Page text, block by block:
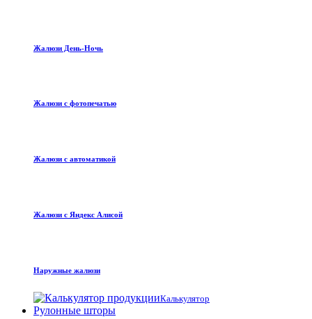
Жалюзи День-Ночь
Жалюзи с фотопечатью
Жалюзи с автоматикой
Жалюзи с Яндекс Алисой
Наружные жалюзи
Калькулятор
Рулонные шторы